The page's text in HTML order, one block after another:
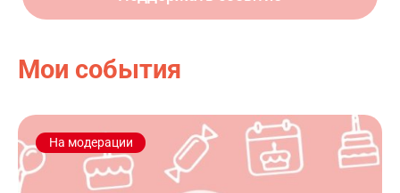
Мои события
На модерации